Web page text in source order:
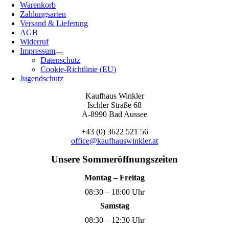
Warenkorb
Zahlungsarten
Versand & Lieferung
AGB
Widerruf
Impressum
Datenschutz
Cookie-Richtlinie (EU)
Jugendschutz
Kaufhaus Winkler
Ischler Straße 68
A-8990 Bad Aussee
+43 (0) 3622 521 56
office@kaufhauswinkler.at
Unsere Sommeröffnungszeiten
Montag – Freitag
08:30 – 18:00 Uhr
Samstag
08:30 – 12:30 Uhr